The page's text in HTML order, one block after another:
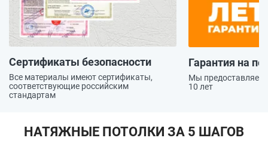
Сертификаты безопасности
Все материалы имеют сертификаты,
соответствующие российским
стандартам
Гарантия на
Мы предоставляем
10 лет
НАТЯЖНЫЕ ПОТОЛКИ ЗА 5 ШАГОВ